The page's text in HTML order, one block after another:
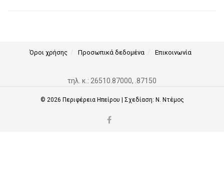
Όροι χρήσης Προσωπικά δεδομένα Επικοινωνία
τηλ. κ.: 26510.87000, .87150
© 2026 Περιφέρεια Ηπείρου | Σχεδίαση: Ν. Ντέμος